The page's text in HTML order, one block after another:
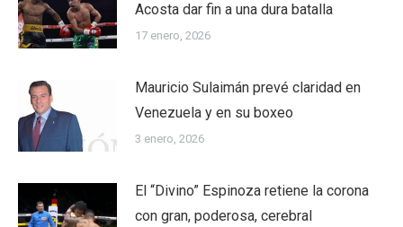
Acosta dar fin a una dura batalla
17 enero, 2026
Mauricio Sulaimán prevé claridad en
Venezuela y en su boxeo
3 enero, 2026
El “Divino” Espinoza retiene la corona
con gran, poderosa, cerebral